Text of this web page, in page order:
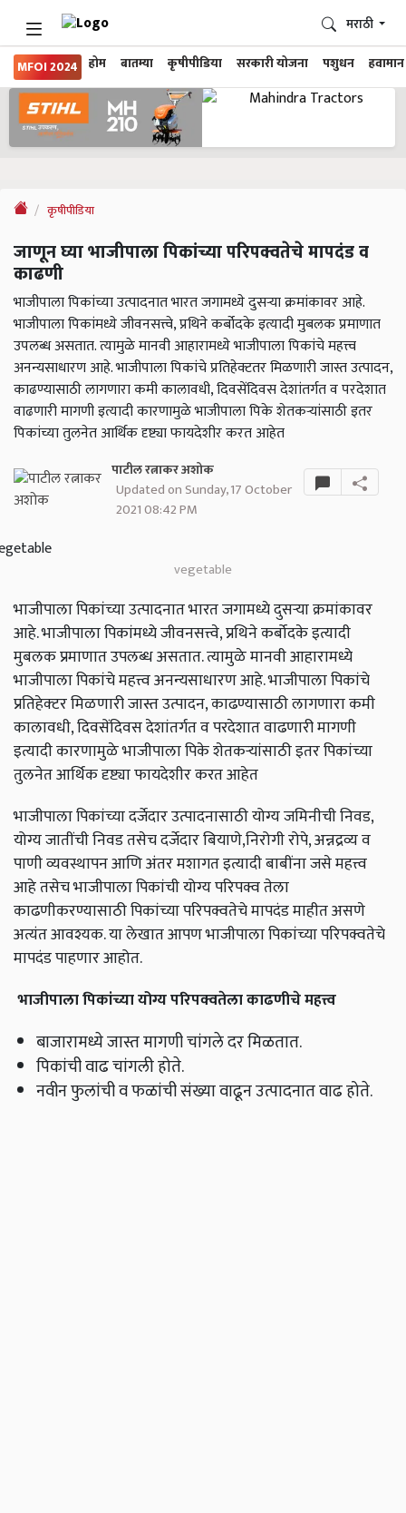
MFOI 2024 होम बातम्या कृषीपीडिया सरकारी योजना पशुधन हवामान
मराठी
कृषीपीडिया
जाणून घ्या भाजीपाला पिकांच्या परिपक्वतेचे मापदंड व
काढणी
भाजीपाला पिकांच्या उत्पादनात भारत जगामध्ये दुसऱ्या क्रमांकावर आहे.
भाजीपाला पिकांमध्ये जीवनसत्त्वे, प्रथिने कर्बोदके इत्यादी मुबलक प्रमाणात
उपलब्ध असतात. त्यामुळे मानवी आहारामध्ये भाजीपाला पिकांचे महत्त्व
अनन्यसाधारण आहे. भाजीपाला पिकांचे प्रतिहेक्टतर मिळणारी जास्त उत्पादन,
काढण्यासाठी लागणारा कमी कालावधी, दिवसेंदिवस देशांतर्गत व परदेशात
वाढणारी मागणी इत्यादी कारणामुळे भाजीपाला पिके शेतकऱ्यांसाठी इतर
पिकांच्या तुलनेत आर्थिक दृष्ट्या फायदेशीर करत आहेत
पाटील रत्नाकर अशोक
Updated on Sunday, 17 October
2021 08:42 PM
vegetable
भाजीपाला पिकांच्या उत्पादनात भारत जगामध्ये दुसऱ्या क्रमांकावर
आहे. भाजीपाला पिकांमध्ये जीवनसत्त्वे, प्रथिने कर्बोदके इत्यादी
मुबलक प्रमाणात उपलब्ध असतात. त्यामुळे मानवी आहारामध्ये
भाजीपाला पिकांचे महत्त्व अनन्यसाधारण आहे. भाजीपाला पिकांचे
प्रतिहेक्‍टर मिळणारी जास्त उत्पादन, काढण्यासाठी लागणारा कमी
कालावधी, दिवसेंदिवस देशांतर्गत व परदेशात वाढणारी मागणी
इत्यादी कारणामुळे भाजीपाला पिके शेतकऱ्यांसाठी इतर पिकांच्या
तुलनेत आर्थिक दृष्ट्या फायदेशीर करत आहेत
भाजीपाला पिकांच्या दर्जेदार उत्पादनासाठी योग्य जमिनीची निवड,
योग्य जातींची निवड तसेच दर्जेदार बियाणे,निरोगी रोपे, अन्नद्रव्य व
पाणी व्यवस्थापन आणि अंतर मशागत इत्यादी बाबींना जसे महत्त्व
आहे तसेच भाजीपाला पिकांची योग्य परिपक्व तेला
काढणीकरण्यासाठी पिकांच्या परिपक्वतेचे मापदंड माहीत असणे
अत्यंत आवश्यक. या लेखात आपण भाजीपाला पिकांच्या परिपक्वतेचे
मापदंड पाहणार आहोत.
भाजीपाला पिकांच्या योग्य परिपक्वतेला काढणीचे महत्त्व
बाजारामध्ये जास्त मागणी चांगले दर मिळतात.
पिकांची वाढ चांगली होते.
नवीन फुलांची व फळांची संख्या वाढून उत्पादनात वाढ होते.